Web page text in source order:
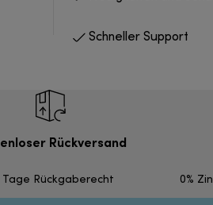
Schneller Support
Rückversand
Tage Rückgaberecht 0%